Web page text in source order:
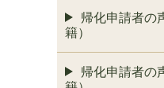
帰化申請者の
籍）
帰化申請者の